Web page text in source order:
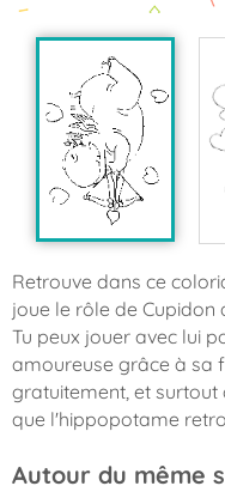
Retrouve dans ce
joue le rôle de Cupidon
Tu peux jouer avec lui
amoureuse grâce à sa
gratuitement, et
que l'hippopotame
Autour du même